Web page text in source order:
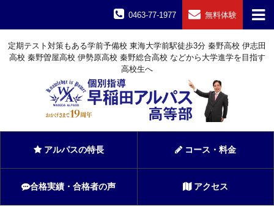
無料体験
0463-77-1977
定期テスト対策もある学前予備校 東海大学前駅徒歩3分 秦野高校 伊志田
高校 秦野曽屋高校 伊勢原高校 秦野総合高校 などから大学進学を目指す
高校生へ
アルパスの特長 コース・料金
合格実績・合格者の声 アクセス